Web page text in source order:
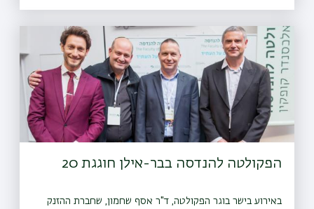
הפקולטה להנדסה בבר-אילן חוגגת 20
באירוע בישר בוגר הפקולטה, ד"ר אסף שחמון, שחברת ההזנק